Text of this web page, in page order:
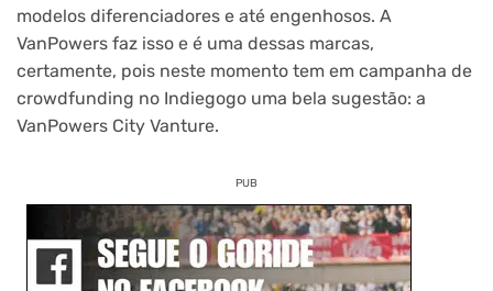
modelos diferenciadores e até engenhosos. A
VanPowers faz isso e é uma dessas marcas,
certamente, pois neste momento tem em campanha de
crowdfunding no Indiegogo uma bela sugestão: a
VanPowers City Vanture.
PUB